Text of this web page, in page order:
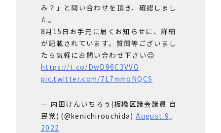
み？」と問い合わせを頂き、確認しまし
た。
8月15日お手元に届くお知らせに、詳細
が記載されています。質問等ございまし
たら気軽にお問い合わせ下さい😊
https://t.co/DwD96C3VVO
pic.twitter.com/7L7mmoNQCS
— 内田けんいちろう(板橋区議会議員 自
民党) (@kenichirouchida)August 9,
2022